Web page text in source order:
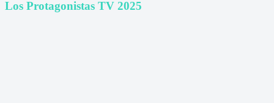
Los Protagonistas TV 2025